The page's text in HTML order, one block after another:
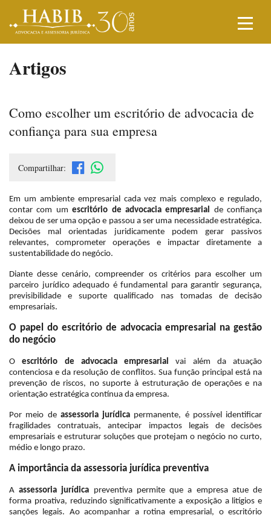
Artigos
Como escolher um escritório de advocacia de
confiança para sua empresa
Compartilhar:
Em um ambiente empresarial cada vez mais complexo e regulado,
contar com umescritório de advocacia empresarial de confiança
deixou de ser uma opção e passou a ser uma necessidade estratégica.
Decisões mal orientadas juridicamente podem gerar passivos
relevantes, comprometer operações e impactar diretamente a
sustentabilidade do negócio.
Diante desse cenário, compreender os critérios para escolher um
parceiro jurídico adequado é fundamental para garantir segurança,
previsibilidade e suporte qualificado nas tomadas de decisão
empresariais.
O papel do escritório de advocacia empresarial na gestão
do negócio
Oescritório de advocacia empresarial vai além da atuação
contenciosa e da resolução de conflitos. Sua função principal está na
prevenção de riscos, no suporte à estruturação de operações e na
orientação estratégica contínua da empresa.
Por meio de assessoria jurídica permanente, é possível identificar
fragilidades contratuais, antecipar impactos legais de decisões
empresariais e estruturar soluções que protejam o negócio no curto,
médio e longo prazo.
A importância da assessoria jurídica preventiva
Aassessoria jurídica preventiva permite que a empresa atue de
forma proativa, reduzindo significativamente a exposição a litígios e
sanções legais. Ao acompanhar a rotina empresarial, o escritório